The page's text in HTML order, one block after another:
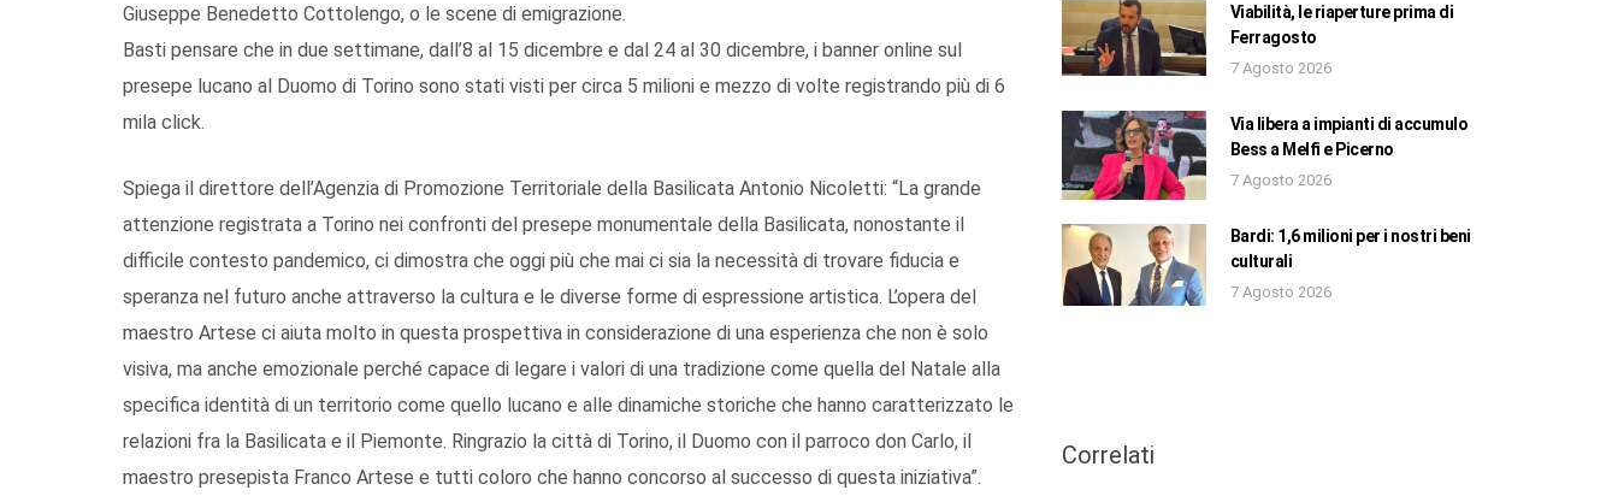
Giuseppe Benedetto Cottolengo, o le scene di emigrazione.
Basti pensare che in due settimane, dall’8 al 15 dicembre e dal 24 al 30 dicembre, i banner online sul
presepe lucano al Duomo di Torino sono stati visti per circa 5 milioni e mezzo di volte registrando più di 6
mila click.
Spiega il direttore dell’Agenzia di Promozione Territoriale della Basilicata Antonio Nicoletti: “La grande
attenzione registrata a Torino nei confronti del presepe monumentale della Basilicata, nonostante il
difficile contesto pandemico, ci dimostra che oggi più che mai ci sia la necessità di trovare fiducia e
speranza nel futuro anche attraverso la cultura e le diverse forme di espressione artistica. L’opera del
maestro Artese ci aiuta molto in questa prospettiva in considerazione di una esperienza che non è solo
visiva, ma anche emozionale perché capace di legare i valori di una tradizione come quella del Natale alla
specifica identità di un territorio come quello lucano e alle dinamiche storiche che hanno caratterizzato le
relazioni fra la Basilicata e il Piemonte. Ringrazio la città di Torino, il Duomo con il parroco don Carlo, il
maestro presepista Franco Artese e tutti coloro che hanno concorso al successo di questa iniziativa”.
Viabilità, le riaperture prima di
Ferragosto
7 Agosto 2026
Via libera a impianti di accumulo
Bess a Melfi e Picerno
7 Agosto 2026
Bardi: 1,6 milioni per i nostri beni
culturali
7 Agosto 2026
Correlati